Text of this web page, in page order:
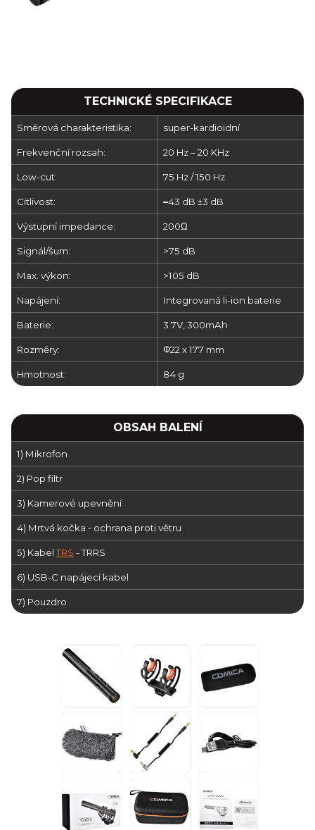
TECHNICKÉ SPECIFIKACE
Směrová charakteristika: super-kardioidní
Frekvenční rozsah: 20 Hz – 20 KHz
Low-cut: 75 Hz / 150 Hz
Citlivost: –43 dB ±3 dB
Výstupní impedance: 200Ω
Signál/šum: >75 dB
Max. výkon: >105 dB
Napájení: Integrovaná li-ion baterie
Baterie: 3.7V, 300mAh
Rozměry: Φ22 x 177 mm
Hmotnost: 84 g
OBSAH BALENÍ
1) Mikrofon
2) Pop filtr
3) Kamerové upevnění
4) Mrtvá kočka - ochrana proti větru
5) KabelTRS - TRRS
6) USB-C napájecí kabel
7) Pouzdro